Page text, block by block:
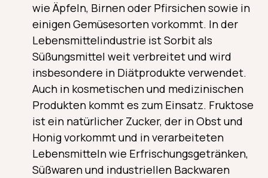
wie Äpfeln, Birnen oder Pfirsichen sowie in
einigen Gemüsesorten vorkommt. In der
Lebensmittelindustrie ist Sorbit als
Süßungsmittel weit verbreitet und wird
insbesondere in Diätprodukte verwendet.
Auch in kosmetischen und medizinischen
Produkten kommt es zum Einsatz. Fruktose
ist ein natürlicher Zucker, der in Obst und
Honig vorkommt und in verarbeiteten
Lebensmitteln wie Erfrischungsgetränken,
Süßwaren und industriellen Backwaren